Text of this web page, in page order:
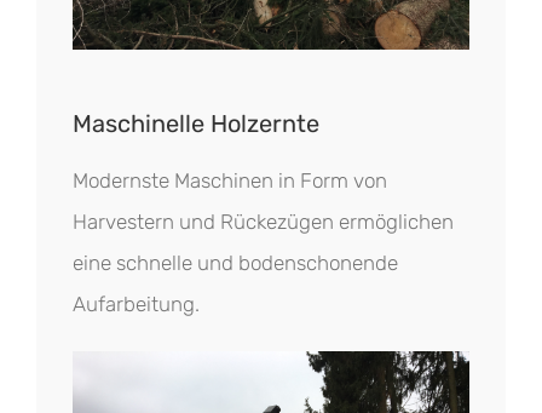
Maschinelle Holzernte
Modernste Maschinen in Form von
Harvestern und Rückezügen ermöglichen
eine schnelle und bodenschonende
Aufarbeitung.